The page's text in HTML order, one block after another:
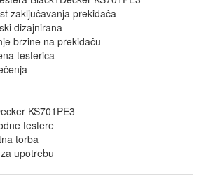
zaključavanja prekidača
dizajnirana
brzine na prekidaču
testerica
KS701PE3
testere
torba
upotrebu